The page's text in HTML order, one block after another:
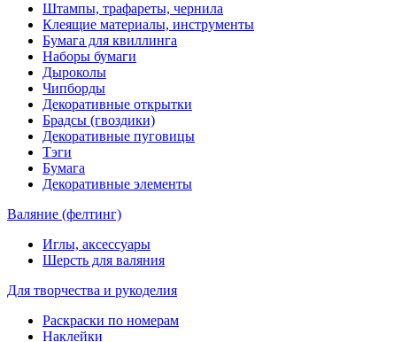
Штампы, трафареты, чернила
Клеящие материалы, инструменты
Бумага для квиллинга
Наборы бумаги
Дыроколы
Чипборды
Декоративные открытки
Брадсы (гвоздики)
Декоративные пуговицы
Тэги
Бумага
Декоративные элементы
Валяние (фелтинг)
Иглы, аксессуары
Шерсть для валяния
Для творчества и рукоделия
Раскраски по номерам
Наклейки